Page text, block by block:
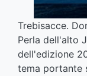
Trebisacce.
Perla dell'alto
dell'edizione
tema portante